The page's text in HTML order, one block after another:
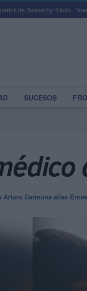
de Barcos by Kikoto
SUCESOS
Arturo Carmona alias